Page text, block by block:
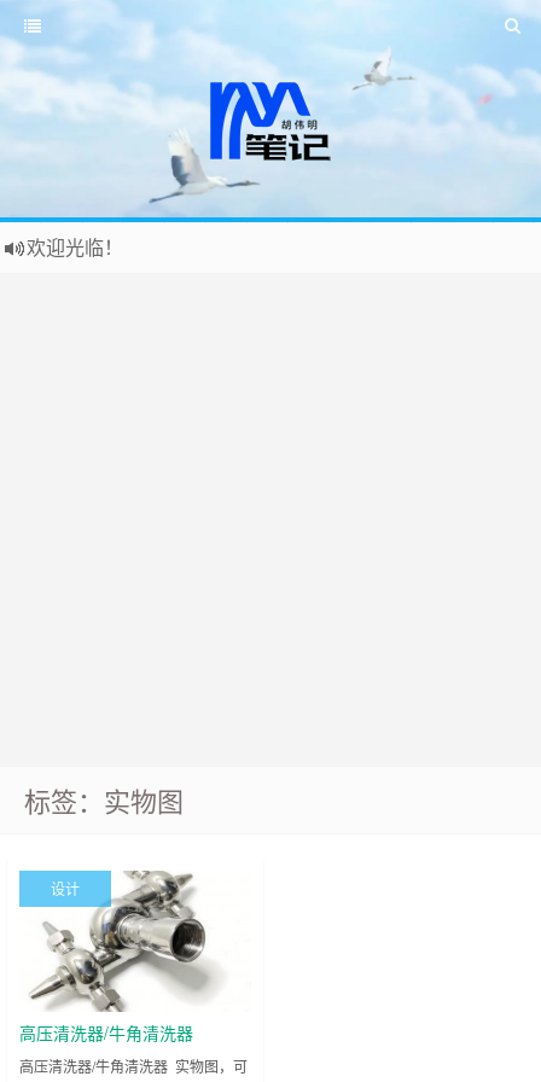
欢迎光临！
标签：实物图
设计
高压清洗器/牛角清洗器
高压清洗器/牛角清洗器 实物图，可